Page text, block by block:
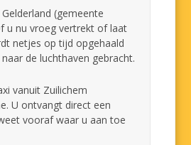
(gemeente
u nu vroeg vertrekt of laat
netjes op tijd opgehaald
de luchthaven gebracht.
vanuit Zuilichem
U ontvangt direct een
vooraf waar u aan toe